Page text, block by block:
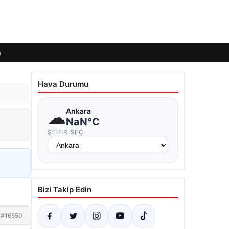
#16650
Hava Durumu
☁Ankara
NaN°C
ŞEHIR SEÇ
Bizi Takip Edin